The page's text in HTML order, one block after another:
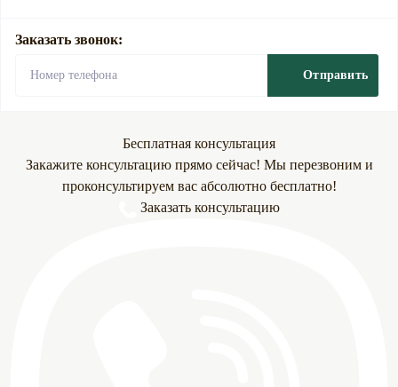
Заказать звонок:
Отправить
Бесплатная консультация
Закажите консультацию прямо сейчас! Мы перезвоним и
проконсультируем вас абсолютно бесплатно!
Заказать консультацию